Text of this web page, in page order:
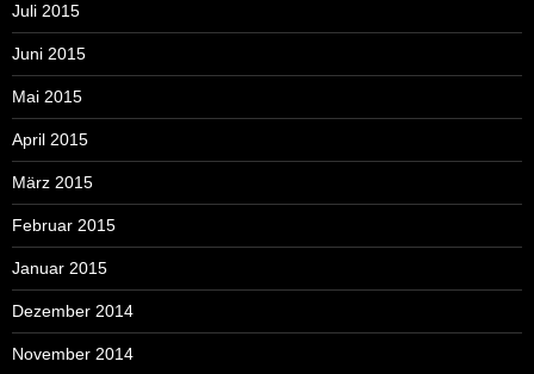
Juli 2015
Juni 2015
Mai 2015
April 2015
März 2015
Februar 2015
Januar 2015
Dezember 2014
November 2014